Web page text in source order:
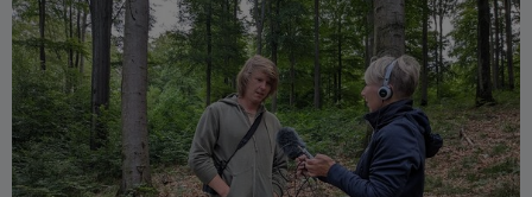
Foto: Jasmin Mantilla
Radiobeitrag zum toten Rotmilan